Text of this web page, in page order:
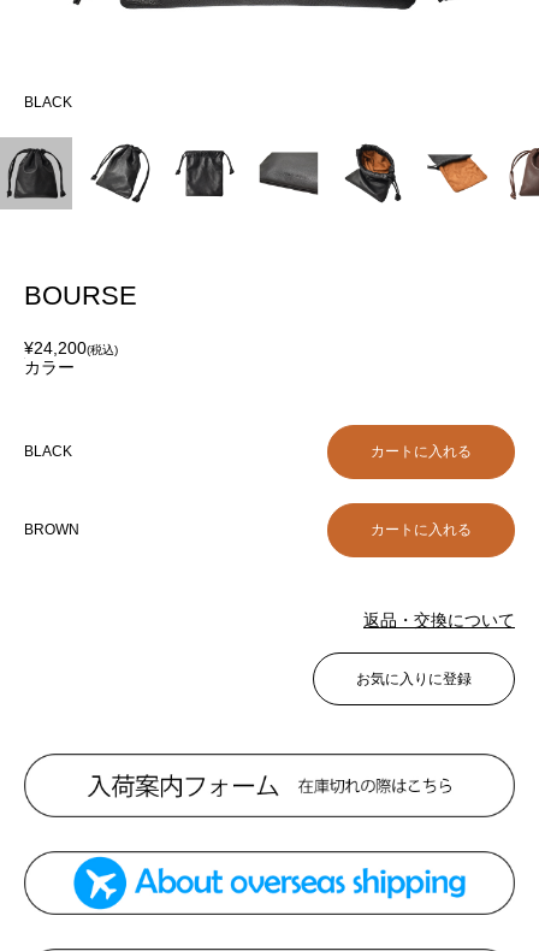
BLACK
BOURSE
¥24,200(税込)
カラー
BLACK
BROWN
返品・交換について
お気に入りに登録